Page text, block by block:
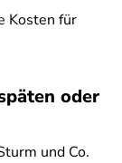
Kosten für
oder
und Co.